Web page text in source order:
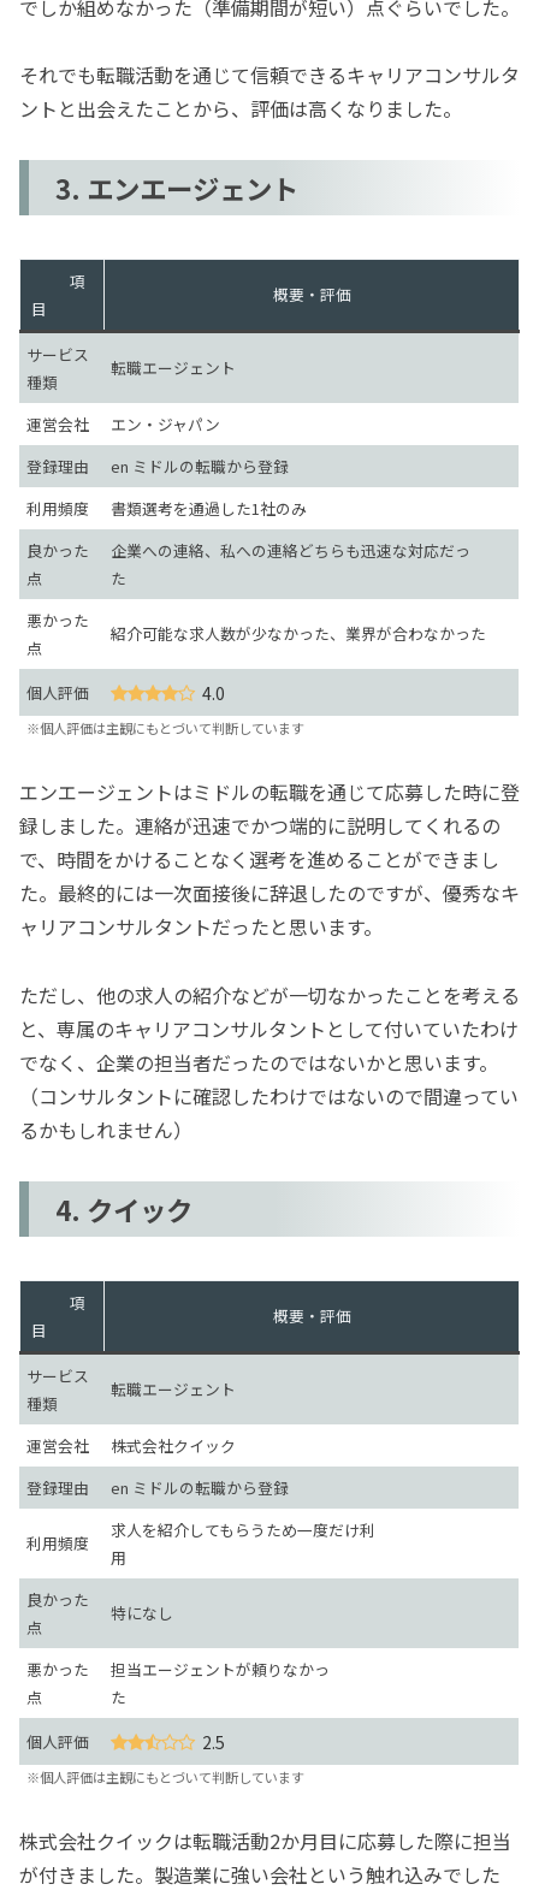
でしか組めなかった（準備期間が短い）点ぐらいでした。
それでも転職活動を通じて信頼できるキャリアコンサルタ
ントと出会えたことから、評価は高くなりました。
3. エンエージェント
項
目
概要・評価
サービス
種類
転職エージェント
運営会社
エン・ジャパン
登録理由
en ミドルの転職から登録
利用頻度
書類選考を通過した1社のみ
良かった
点
企業への連絡、私への連絡どちらも迅速な対応だっ
た
悪かった
点
紹介可能な求人数が少なかった、業界が合わなかった
個人評価 4.0
※個人評価は主観にもとづいて判断しています
エンエージェントはミドルの転職を通じて応募した時に登
録しました。連絡が迅速でかつ端的に説明してくれるの
で、時間をかけることなく選考を進めることができまし
た。最終的には一次面接後に辞退したのですが、優秀なキ
ャリアコンサルタントだったと思います。
ただし、他の求人の紹介などが一切なかったことを考える
と、専属のキャリアコンサルタントとして付いていたわけ
でなく、企業の担当者だったのではないかと思います。
（コンサルタントに確認したわけではないので間違ってい
るかもしれません）
4. クイック
項
目
概要・評価
サービス
種類
転職エージェント
運営会社
株式会社クイック
登録理由
en ミドルの転職から登録
利用頻度
求人を紹介してもらうため一度だけ利
用
良かった
点
特になし
悪かった
点
担当エージェントが頼りなかっ
た
個人評価
2.5
※個人評価は主観にもとづいて判断しています
株式会社クイックは転職活動2か月目に応募した際に担当
が付きました。製造業に強い会社という触れ込みでした